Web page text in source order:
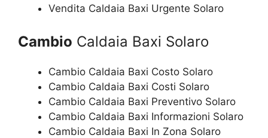
Vendita Caldaia Baxi Urgente Solaro
Cambio Caldaia Baxi Solaro
Cambio Caldaia Baxi Costo Solaro
Cambio Caldaia Baxi Costi Solaro
Cambio Caldaia Baxi Preventivo Solaro
Cambio Caldaia Baxi Informazioni Solaro
Cambio Caldaia Baxi In Zona Solaro